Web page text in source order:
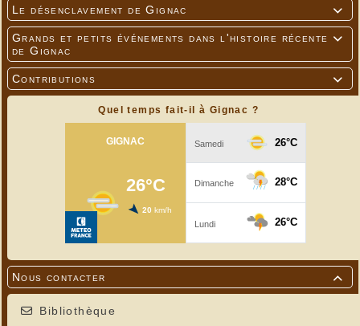

Le désenclavement de Gignac

Grands et petits événements dans l'histoire récente
de Gignac

Contributions
Quel temps fait-il à Gignac ?

Nous contacter
Bibliothèque